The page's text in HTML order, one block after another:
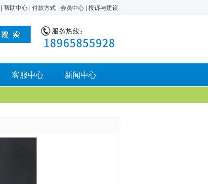
帮助中心 付款方式 会员中心 投诉与建议
客服中心 新闻中心